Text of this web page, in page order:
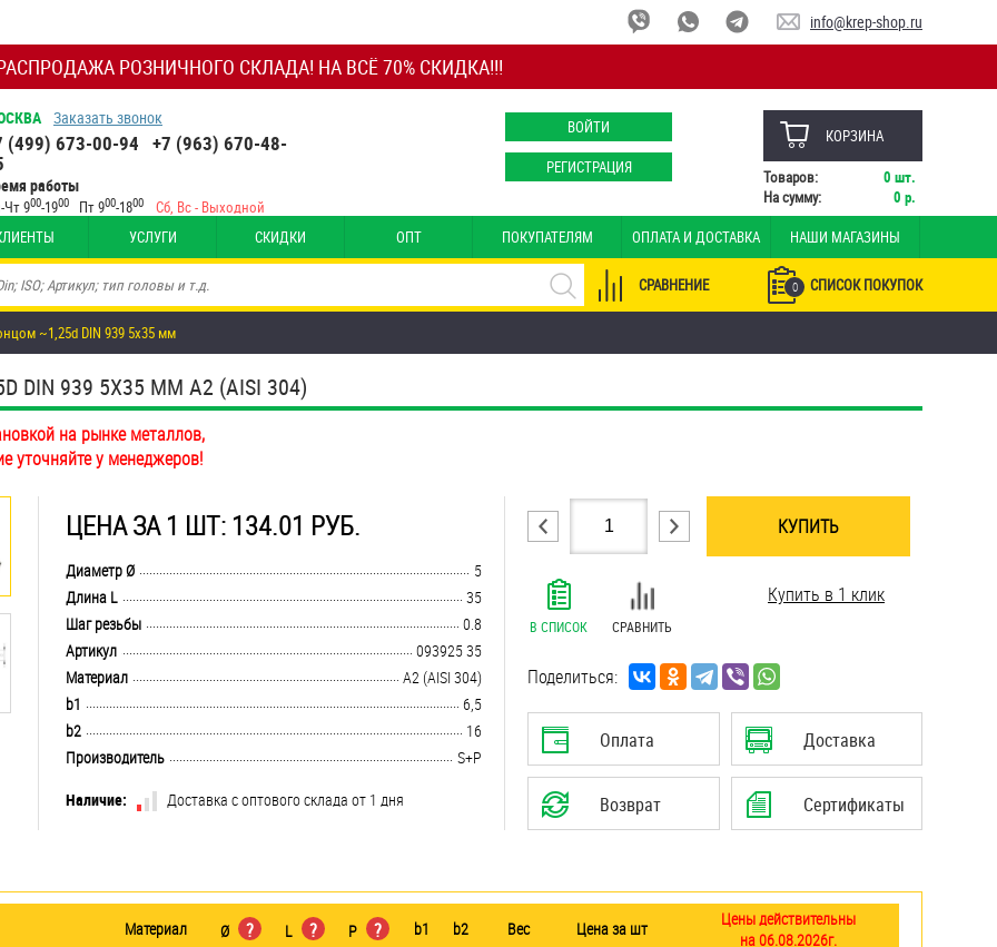
РОЗНИЧНОГО СКЛАДА! НА ВСЁ 70% СКИДКА!!!
info@krep-shop.ru
Заказать звонок
(499) 673-00-94 +7 (963) 670-48-
работы
Чт 900-1900 Пт 900-1800 Сб, Вс - Выходной
ВОЙТИ
РЕГИСТРАЦИЯ
КОРЗИНА
Товаров: 0 шт.
На сумму:
0 р.
УСЛУГИ СКИДКИ ОПТ ПОКУПАТЕЛЯМ ОПЛАТА И ДОСТАВКА НАШИ МАГАЗИНЫ
0 СПИСОК ПОКУПОК
СРАВНЕНИЕ
~1,25d DIN 939 5х35 мм
939 5Х35 ММ А2 (AISI 304)
на рынке металлов,
уточняйте у менеджеров!
ЦЕНА ЗА 1 ШТ: 134.01 РУБ.
........................................................................................................................................................................................................
Диаметр Ø
5
........................................................................................................................................................................................................
Длина L
35
........................................................................................................................................................................................................
Шаг резьбы
0.8
........................................................................................................................................................................................................
Артикул
093925 35
........................................................................................................................................................................................................
Материал
А2 (AISI 304)
........................................................................................................................................................................................................
b1
6,5
........................................................................................................................................................................................................
b2
16
........................................................................................................................................................................................................
Производитель
S+P
Наличие:
Доставка с оптового склада от 1 дня
КУПИТЬ
В СПИСОК СРАВНИТЬ
Купить в 1 клик
Поделиться:
Оплата Доставка
Возврат Сертификаты
Материал Ø ? L ? P ? b1 b2 Вес Цена за шт
Цены действительны
на 06.08.2026г.